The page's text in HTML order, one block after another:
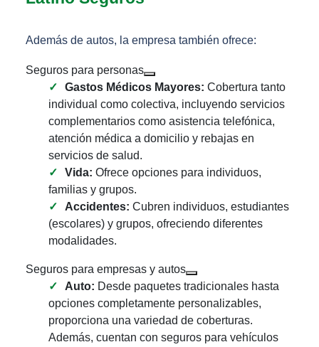
Además de autos, la empresa también ofrece:
Seguros para personas
Gastos Médicos Mayores: Cobertura tanto
individual como colectiva, incluyendo servicios
complementarios como asistencia telefónica,
atención médica a domicilio y rebajas en
servicios de salud.
Vida: Ofrece opciones para individuos,
familias y grupos.
Accidentes: Cubren individuos, estudiantes
(escolares) y grupos, ofreciendo diferentes
modalidades.
Seguros para empresas y autos
Auto: Desde paquetes tradicionales hasta
opciones completamente personalizables,
proporciona una variedad de coberturas.
Además, cuentan con seguros para vehículos